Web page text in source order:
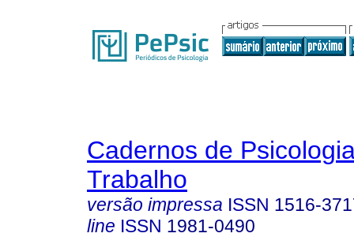
Cadernos de
Trabalho
versão impressa ISSN 1516-
line ISSN 1981-0490